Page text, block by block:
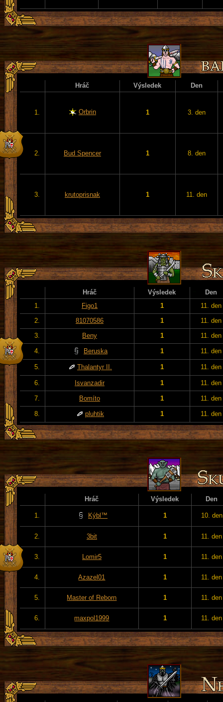
Hráč Výsledek Den
1. Orbrin 1 3. den
2. Bud Spencer 1 8. den
3. krutoprisnak 1 11. den
Hráč Výsledek
Den
1.
Figo1 1
11. den
2.
81070586 1
11. den
3.
Beny 1 11. den
4. Beruska 1 11. den
5. Thalantyr II. 1 11. den
6. Isvanzadir 1 11. den
7. Bomíto 1 11. den
8. pluhtik 1 11. den
Hráč Výsledek Den
1. Kýbl™ 1 10. den
2. 3bit 1 11. den
3. Lomir5 1 11. den
4. Azazel01 1 11. den
5. Master of Reborn 1 11. den
6. maxpol1999 1 11. den